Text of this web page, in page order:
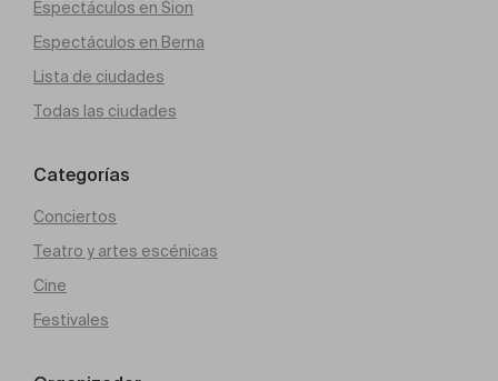
Espectáculos en Sion
Espectáculos en Berna
Lista de ciudades
Todas las ciudades
Categorías
Conciertos
Teatro y artes escénicas
Cine
Festivales